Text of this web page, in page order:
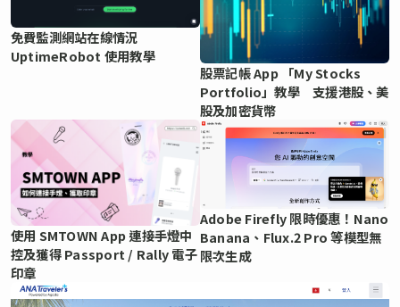
免費監測網站在線情況
UptimeRobot 使用教學
股票記帳 App 「My Stocks
Portfolio」教學 支援港股、美
股及加密貨幣
使用 SMTOWN App 連接手燈中
控及獲得 Passport / Rally 電子
印章
Adobe Firefly 限時優惠！Nano
Banana、Flux.2 Pro 等模型無
限次生成